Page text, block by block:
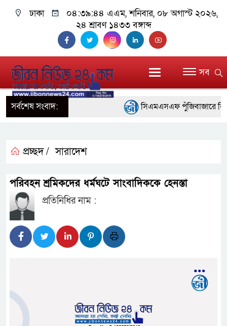
ঢাকা ০৪:৩৯:৪৪ এএম, শনিবার, ০৮ অগাস্ট ২০২৬,
২৪ শ্রাবণ ১৪৩৩ বঙ্গাব্দ
সব
সর্বশেষ সংবাদ:
সিএমএসএফ পুঁজিবাজারে
নদী দূষণ রোধে সমন্বিত
আত-তানযীল ইনস্টিটিউট
ফ্যাসিবাদবিরোধী আন্দোলনে
প্রচ্ছদ / সারাদেশ
পরিবহন শ্রমিকদের ধর্মঘটে সাংবাদিককে হেনস্তা
প্রতিনিধির নাম :